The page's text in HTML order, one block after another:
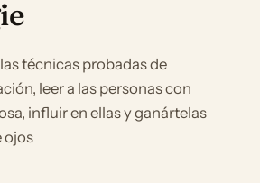
técnicas probadas de
leer a las personas con
influir en ellas y ganártelas
ojos